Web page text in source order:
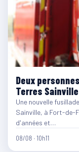
Deux
Terres
Une nouvelle
Sainville, à Fort-de-
d'années et…
08/08 · 10h11